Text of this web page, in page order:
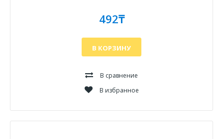
492₸
В КОРЗИНУ
В сравнение
В избранное